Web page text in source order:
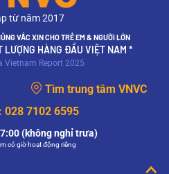
từ năm 2017
VẮC XIN CHO TRẺ EM & NGƯỜI LỚN
LƯỢNG HÀNG ĐẦU VIỆT NAM *
Vietnam Report 2025
Tìm trung tâm VNVC
028 7102 6595
(không nghỉ trưa)
có giờ hoạt động riêng